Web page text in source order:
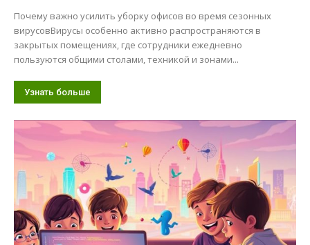
Почему важно усилить уборку офисов во время сезонных
вирусовВирусы особенно активно распространяются в
закрытых помещениях, где сотрудники ежедневно
пользуются общими столами, техникой и зонами...
Узнать больше